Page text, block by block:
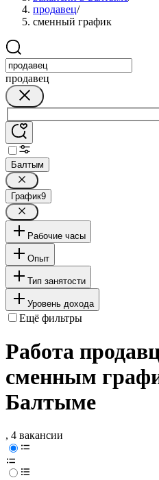
продавец/
сменный график
продавец
Балтым
График9
Рабочие часы
Опыт
Тип занятости
Уровень дохода
Ещё фильтры
Работа
сменным
Балтыме
, 4 вакансии